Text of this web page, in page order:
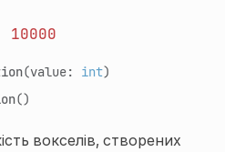
10000
(value: int)
()
вокселів, створених